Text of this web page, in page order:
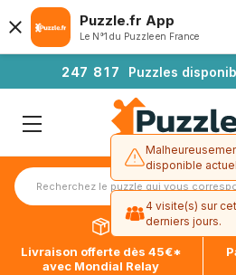
247 81 7 Puzzles
Livraison offerte dès 45€*
avec Mondial Relay
Puzzle.fr App
Le N°1 du Puzzle en France
disponible
4 visite(s) sur
derniers jours.